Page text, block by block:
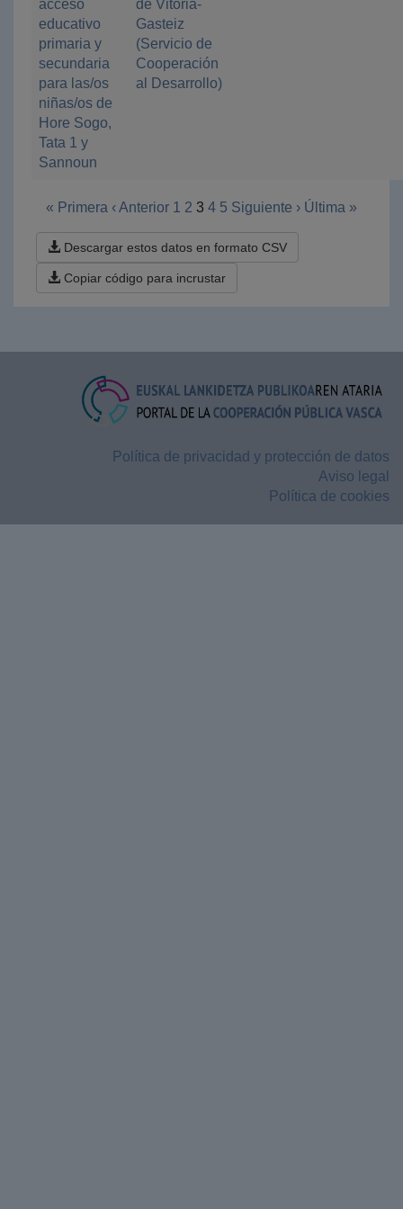
acceso
educativo
primaria y
secundaria
para las/os
niñas/os de
Hore Sogo,
Tata 1 y
Sannoun
de Vitoria-
Gasteiz
(Servicio de
Cooperación
al Desarrollo)
« Primera ‹ Anterior 1 2 3 4 5 Siguiente › Última »
Descargar estos datos en formato CSV
Copiar código para incrustar
Política de privacidad y protección de datos
Aviso legal
Política de cookies